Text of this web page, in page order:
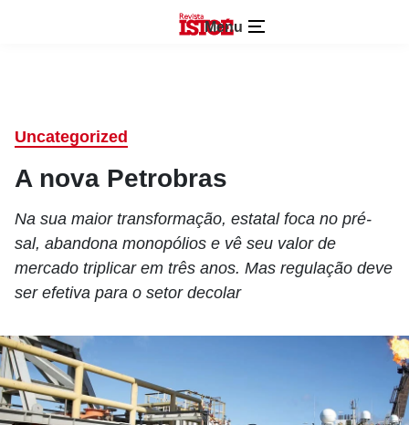
Menu
Uncategorized
A nova Petrobras
Na sua maior transformação, estatal foca no pré-
sal, abandona monopólios e vê seu valor de
mercado triplicar em três anos. Mas regulação deve
ser efetiva para o setor decolar